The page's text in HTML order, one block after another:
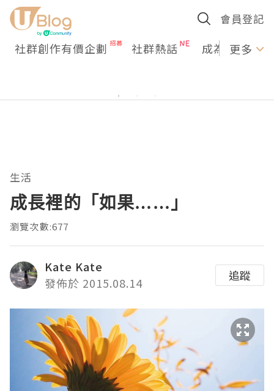
會員登記
社群創作有價企劃 社群熱話 成為U更多
生活
成長裡的「如果……」
瀏覽次數:677
Kate Kate
發佈於 2015.08.14
追蹤